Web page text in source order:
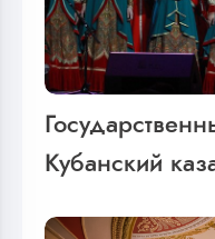
Кубанский